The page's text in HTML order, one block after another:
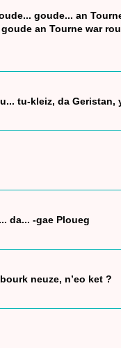
goude... an
an Tourne war
tu-kleiz, da Geristan,
da... -gae Ploueg
neuze, n’eo ket ?